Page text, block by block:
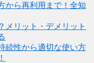
から再利用まで！全知
メリット・デメリット
続性から適切な使い方